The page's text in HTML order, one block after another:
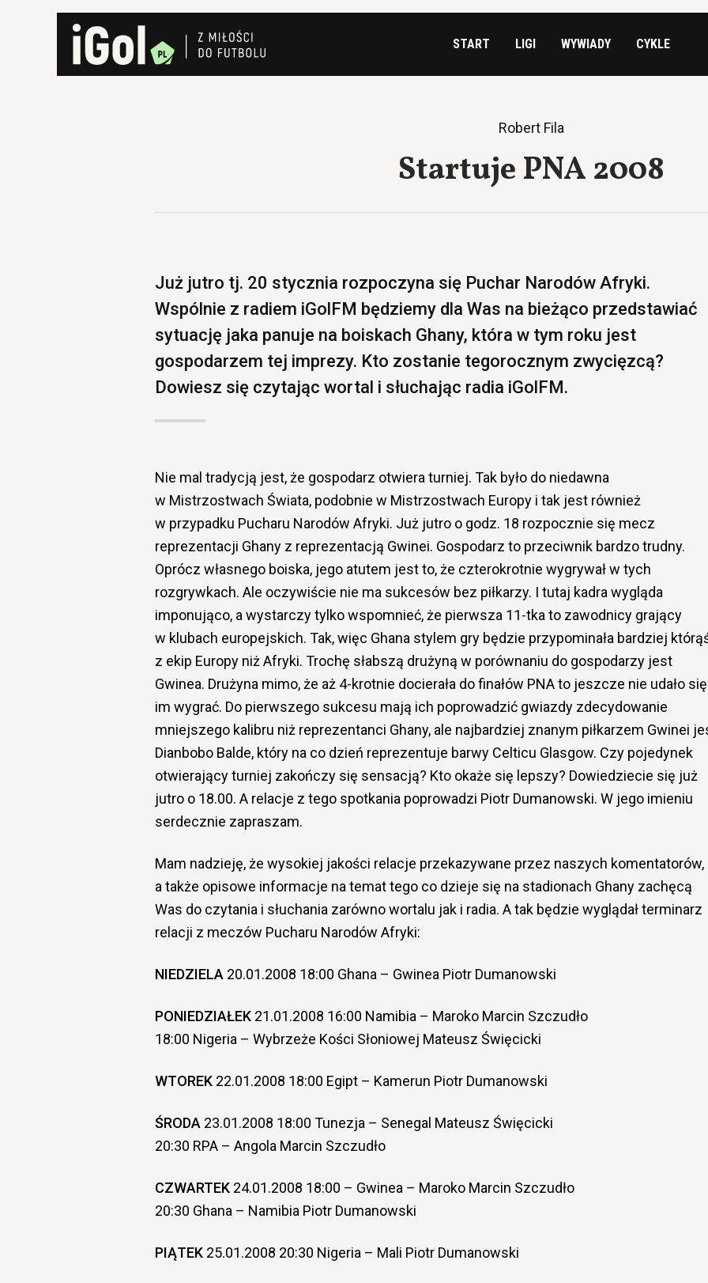
START LIGI WYWIADY CYKLE
Robert Fila
Startuje PNA 2008
Już jutro tj. 20 stycznia rozpoczyna się Puchar Narodów Afryki.
Wspólnie z radiem iGolFM będziemy dla Was na bieżąco przedstawiać
sytuację jaka panuje na boiskach Ghany, która w tym roku jest
gospodarzem tej imprezy. Kto zostanie tegorocznym zwycięzcą?
Dowiesz się czytając wortal i słuchając radia iGolFM.
Nie mal tradycją jest, że gospodarz otwiera turniej. Tak było do niedawna
w Mistrzostwach Świata, podobnie w Mistrzostwach Europy i tak jest również
w przypadku Pucharu Narodów Afryki. Już jutro o godz. 18 rozpocznie się mecz
reprezentacji Ghany z reprezentacją Gwinei. Gospodarz to przeciwnik bardzo trudny.
Oprócz własnego boiska, jego atutem jest to, że czterokrotnie wygrywał w tych
rozgrywkach. Ale oczywiście nie ma sukcesów bez piłkarzy. I tutaj kadra wygląda
imponująco, a wystarczy tylko wspomnieć, że pierwsza 11-tka to zawodnicy grający
w klubach europejskich. Tak, więc Ghana stylem gry będzie przypominała bardziej
z ekip Europy niż Afryki. Trochę słabszą drużyną w porównaniu do gospodarzy jest
Gwinea. Drużyna mimo, że aż 4-krotnie docierała do finałów PNA to jeszcze nie udało się
im wygrać. Do pierwszego sukcesu mają ich poprowadzić gwiazdy zdecydowanie
mniejszego kalibru niż reprezentanci Ghany, ale najbardziej znanym piłkarzem Gwinei
Dianbobo Balde, który na co dzień reprezentuje barwy Celticu Glasgow. Czy pojedynek
otwierający turniej zakończy się sensacją? Kto okaże się lepszy? Dowiedziecie się już
jutro o 18.00. A relacje z tego spotkania poprowadzi Piotr Dumanowski. W jego imieniu
serdecznie zapraszam.
Mam nadzieję, że wysokiej jakości relacje przekazywane przez naszych komentatorów,
a także opisowe informacje na temat tego co dzieje się na stadionach Ghany zachęcą
Was do czytania i słuchania zarówno wortalu jak i radia. A tak będzie wyglądał terminarz
relacji z meczów Pucharu Narodów Afryki:
NIEDZIELA 20.01.2008 18:00 Ghana – Gwinea Piotr Dumanowski
PONIEDZIAŁEK 21.01.2008 16:00 Namibia – Maroko Marcin Szczudło
18:00 Nigeria – Wybrzeże Kości Słoniowej Mateusz Święcicki
WTOREK 22.01.2008 18:00 Egipt – Kamerun Piotr Dumanowski
ŚRODA 23.01.2008 18:00 Tunezja – Senegal Mateusz Święcicki
20:30 RPA – Angola Marcin Szczudło
CZWARTEK 24.01.2008 18:00 – Gwinea – Maroko Marcin Szczudło
20:30 Ghana – Namibia Piotr Dumanowski
PIĄTEK 25.01.2008 20:30 Nigeria – Mali Piotr Dumanowski